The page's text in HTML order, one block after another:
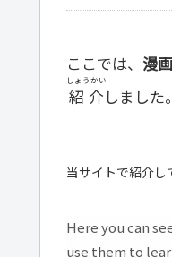
ここでは、 漫
紹介
しょうかい
しました。
当サイトで紹介
Here you can
use them to